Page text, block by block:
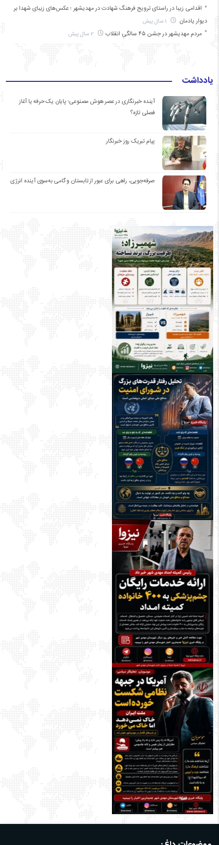
اقدامی زیبا در راستای ترویج فرهنگ شهادت در مهدیشهر ؛ عکس‌های زیبای شهدا بر
دیوار یادمان
مردم مهدیشهر در جشن ۴۵ سالگیِ انقلاب
یادداشت
آینده خبرنگاری در عصر هوش مصنوعی؛ پایان یک حرفه یا آغاز
فصلی تازه؟
پیام تبریک روز خبرنگار
صرفه‌جویی، راهی برای عبور از تابستان و گامی به‌سوی آینده انرژی